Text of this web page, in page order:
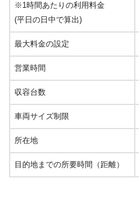
※1時間あたりの利用料金
(平日の日中で算出)
最大料金の設定
営業時間
収容台数
車両サイズ制限
所在地
目的地までの所要時間（距離）